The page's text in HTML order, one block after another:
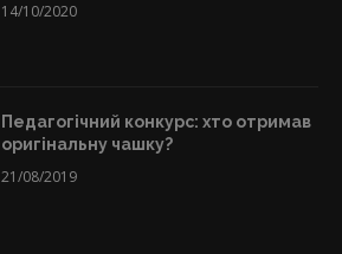
14/10/2020
Педагогічний конкурс: хто отримав
оригінальну чашку?
21/08/2019